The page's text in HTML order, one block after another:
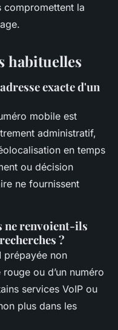
compromettent la
habituelles
exacte d'un
mobile est
administratif,
en temps
ou décision
ne fournissent
ne renvoient-ils
?
prépayée non
ou d’un numéro
services VoIP ou
plus dans les